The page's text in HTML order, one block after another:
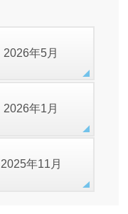
2026年5月
2026年1月
2025年11月